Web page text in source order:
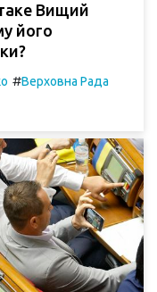
Вищий
його
#Верховна Рада